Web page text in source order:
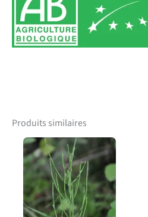
Produits similaires